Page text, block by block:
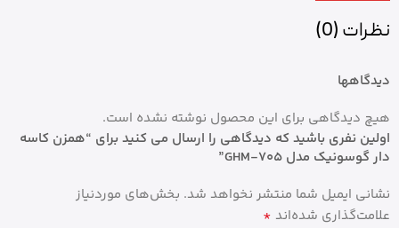
نظرات (0)
دیدگاهها
هیچ دیدگاهی برای این محصول نوشته نشده است.
اولین نفری باشید که دیدگاهی را ارسال می کنید برای “همزن کاسه
دار گوسونیک مدل GHM-705”
نشانی ایمیل شما منتشر نخواهد شد. بخش‌های موردنیاز
علامت‌گذاری شده‌اند *